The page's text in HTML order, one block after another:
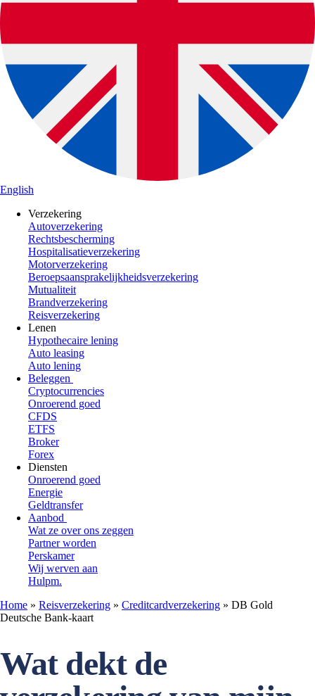
English
Verzekering
Autoverzekering
Rechtsbescherming
Hospitalisatieverzekering
Motorverzekering
Beroepsaansprakelijkheidsverzekering
Mutualiteit
Brandverzekering
Reisverzekering
Lenen
Hypothecaire lening
Auto leasing
Auto lening
Beleggen
Cryptocurrencies
Onroerend goed
CFDS
ETFS
Broker
Forex
Diensten
Onroerend goed
Energie
Geldtransfer
Aanbod
Wat ze over ons zeggen
Partner worden
Perskamer
Wij werven aan
Hulpm.
Home » Reisverzekering » Creditcardverzekering » DB Gold
Deutsche Bank-kaart
Wat dekt de